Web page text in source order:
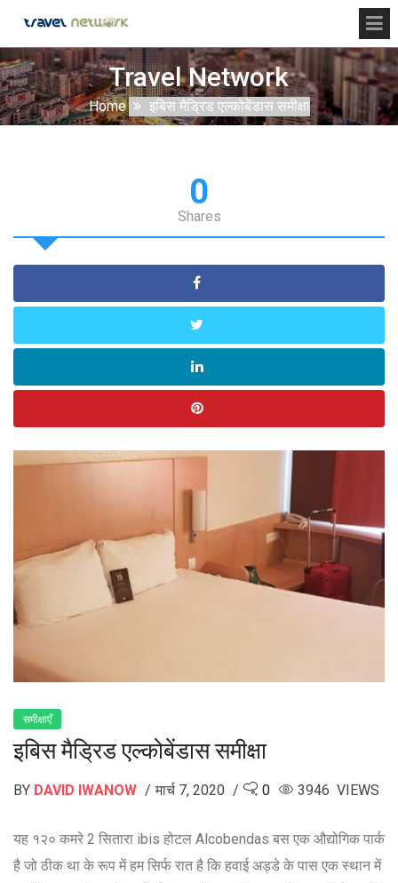
Travel Network
Home इबिस मैड्रिड एल्कोबेंडास समीक्षा
0
Shares
समीक्षाएँ
इबिस मैड्रिड एल्कोबेंडास समीक्षा
BY DAVID IWANOW मार्च 7, 2020 0 3946 VIEWS
यह १२० कमरे 2 सितारा ibis होटल Alcobendas बस एक औद्योगिक पार्क
है जो ठीक था के रूप में हम सिर्फ रात है कि हवाई अड्डे के पास एक स्थान में